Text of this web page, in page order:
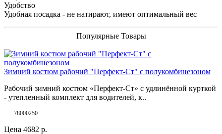
Удобство
Удобная посадка - не натирают, имеют оптимальный вес
Популярные Товары
Зимний костюм рабочий "Перфект-Ст" с полукомбинезоном
Рабочий зимний костюм «Перфект-Ст» с удлинённой курткой
- утепленный комплект для водителей, к..
78000250
Цена 4682 р.